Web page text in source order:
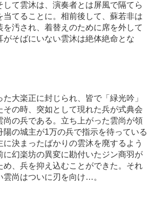
して雲沐は、演奏者とは屏風で隔てら
当てることに。相前後して、蘇若非は
を汚され、着替えのために席を外して
がそばにいない雲沐は絶体絶命とな
大楽正に封じられ、皆で「緑光吟」
その時、突如として現れた兵が式典会
尚の兵である。立ち上がった雲尚が領
陽の城主が1万の兵で指示を待っている
に決まったばかりの雲沐を廃するよう
に幻楽坊の異変に勘付いたジン商羽が
め、兵を抑え込むことができた。それ
雲尚はついに刃を向け…。